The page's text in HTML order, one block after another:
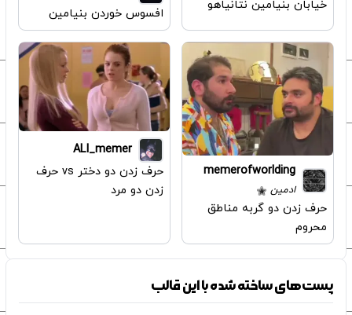
خیابان بنیامین نتانیاهو
افسوس خوردن بنیامین
memerofworlding
ادمین
حرف زدن دو گربه مناطق
محروم
ALI_memer
حرف زدن دو دختر vs حرف
زدن دو مرد
پست‌های ساخته شده با این قالب